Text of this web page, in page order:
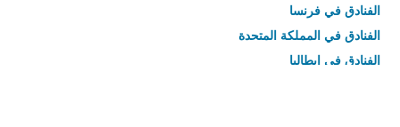
الفنادق في فرنسا
الفنادق في المملكة المتحدة
الفنادق في إيطاليا